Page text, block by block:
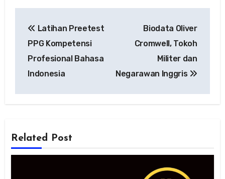
pos
Latihan Preetest
PPG Kompetensi
Profesional Bahasa
Indonesia
Biodata Oliver
Cromwell, Tokoh
Militer dan
Negarawan Inggris
Related Post